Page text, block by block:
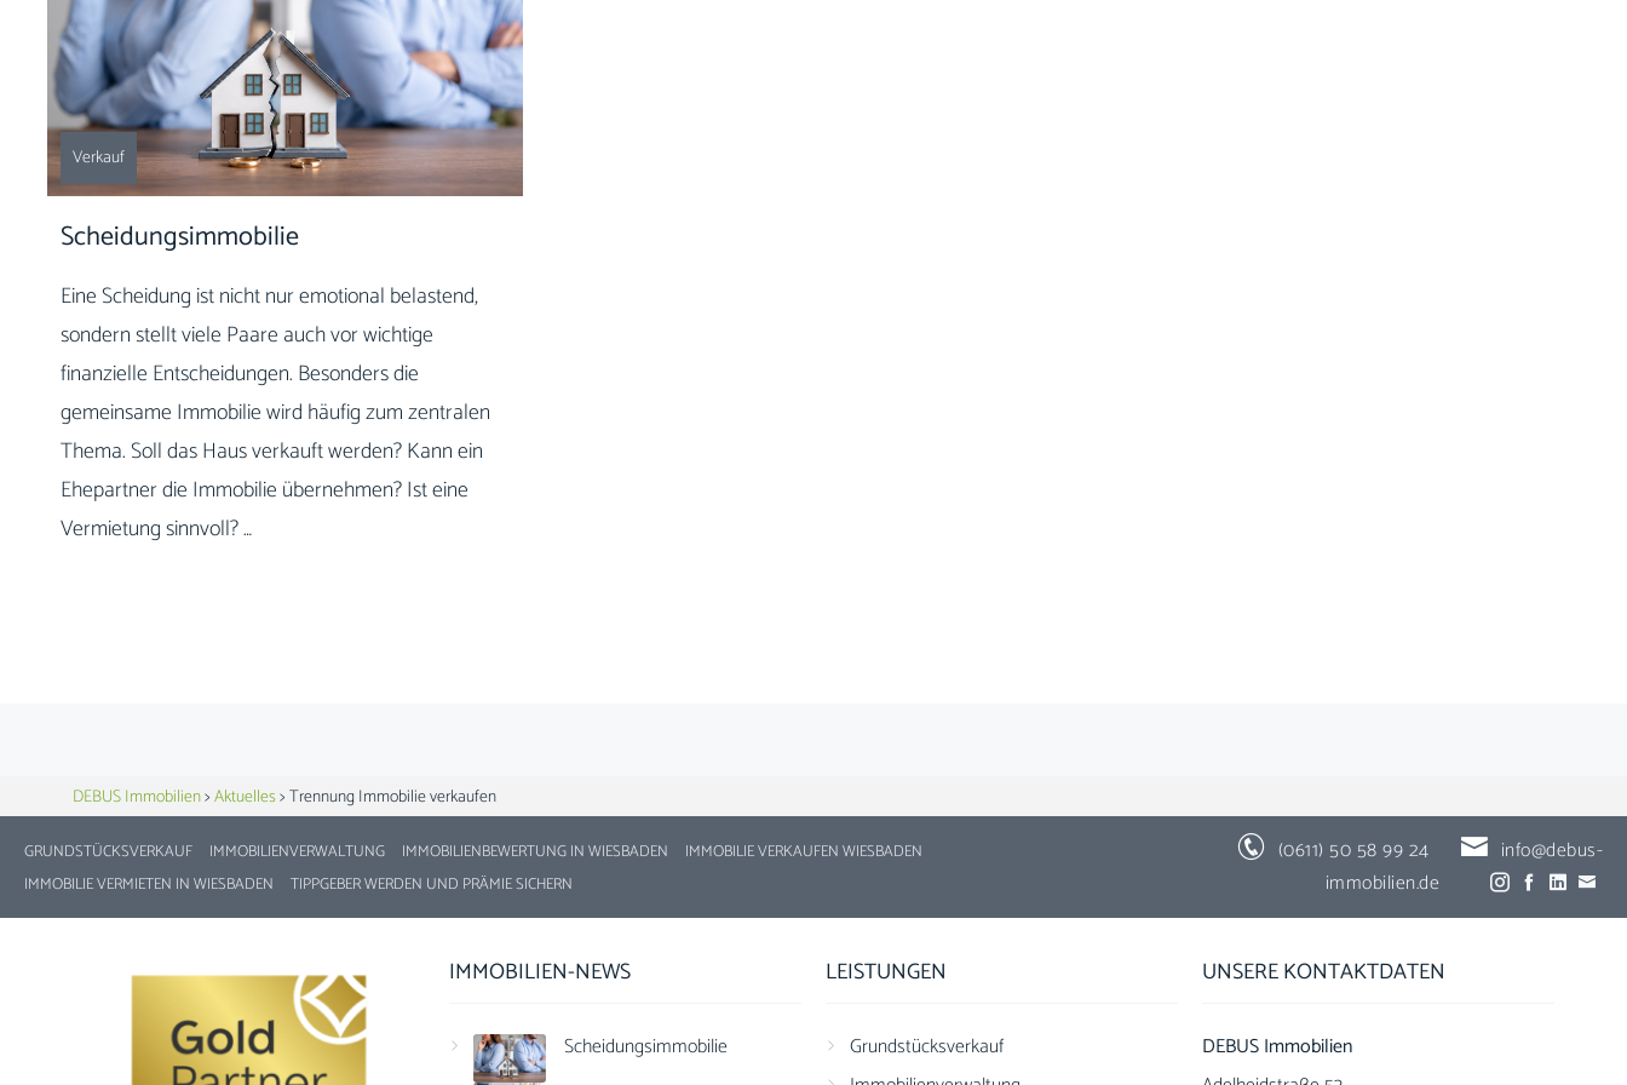
Verkauf
Scheidungsimmobilie
Eine Scheidung ist nicht nur emotional belastend,
sondern stellt viele Paare auch vor wichtige
finanzielle Entscheidungen. Besonders die
gemeinsame Immobilie wird häufig zum zentralen
Thema. Soll das Haus verkauft werden? Kann ein
Ehepartner die Immobilie übernehmen? Ist eine
Vermietung sinnvoll? …
DEBUS Immobilien>Aktuelles>Trennung Immobilie verkaufen
GRUNDSTÜCKSVERKAUF IMMOBILIENVERWALTUNG IMMOBILIENBEWERTUNG IN WIESBADEN
IMMOBILIE VERKAUFEN WIESBADEN
IMMOBILIE VERMIETEN IN WIESBADEN
TIPPGEBER WERDEN UND PRÄMIE SICHERN
(0611) 50 58 99 24
info@debus-
immobilien.de
IMMOBILIEN-NEWS
Scheidungsimmobilie
LEISTUNGEN
Grundstücksverkauf
UNSERE KONTAKTDATEN
DEBUS Immobilien